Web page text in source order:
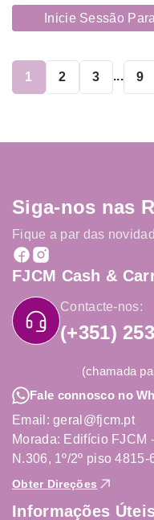
Inicie Sessão
1 2 3 ... 9
Siga-nos nas
Fique a par das
FJCM Cash &
Contacte-nos:
(+351)
(chamada
Fale connosco no
Email: geral@fjcm.pt
Morada: Edifício FJCM
N.306, 1º/2º piso
Obter Direções
Informações